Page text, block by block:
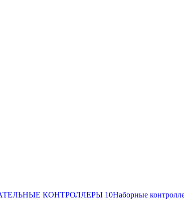
КОНТРОЛЛЕРЫ 10Наборные